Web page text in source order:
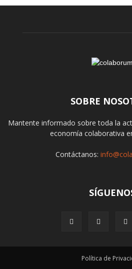
SOBRE
Mantente informado sobre toda la
economía colaborativa
Contáctanos:
Política de